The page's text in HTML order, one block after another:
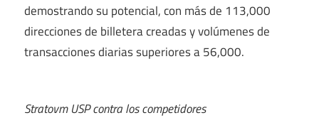
demostrando su potencial, con más de 113,000
direcciones de billetera creadas y volúmenes de
transacciones diarias superiores a 56,000.
Stratovm USP contra los competidores